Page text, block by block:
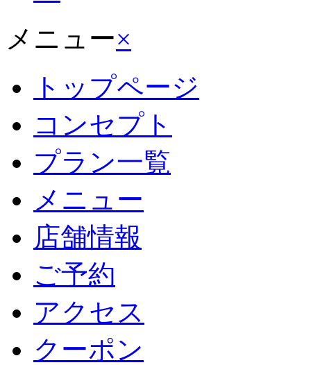
メニュー×
トップページ
コンセプト
プラン一覧
メニュー
店舗情報
ご予約
アクセス
クーポン